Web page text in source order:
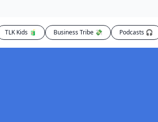
TLK Kids 🧃 Business Tribe 💸 Podcasts 🎧